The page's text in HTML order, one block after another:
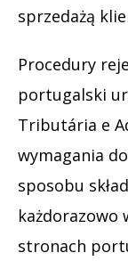
sprzedażą
Procedury
portugalski
Tributária e
wymagania
sposobu
każdorazowo
stronach